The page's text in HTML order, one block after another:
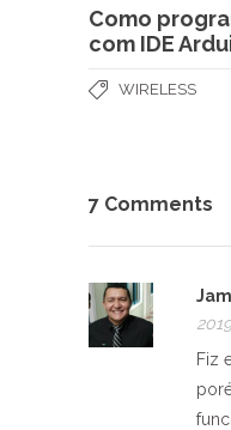
Como
com IDE
WIRELESS
7 Comments
Fiz